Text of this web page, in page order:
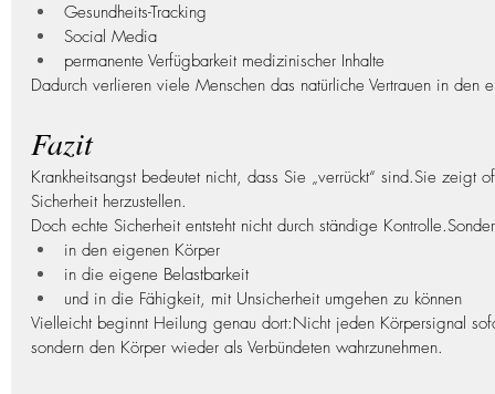
Gesundheits-Tracking
Social Media
permanente Verfügbarkeit medizinischer Inhalte
Dadurch verlieren viele Menschen das natürliche Vertrauen in den
Fazit
Krankheitsangst bedeutet nicht, dass Sie „verrückt“ sind.Sie zeigt
Sicherheit herzustellen.
Doch echte Sicherheit entsteht nicht durch ständige
in den eigenen Körper
in die eigene Belastbarkeit
und in die Fähigkeit, mit Unsicherheit umgehen zu können
Vielleicht beginnt Heilung genau dort:Nicht jeden Körpersignal
sondern den Körper wieder als Verbündeten wahrzunehmen.